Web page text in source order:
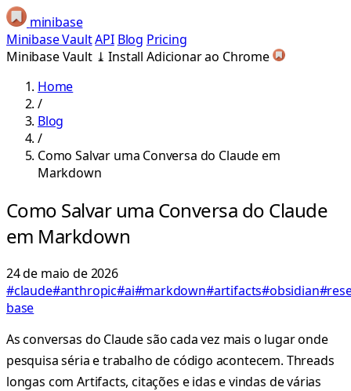
minibase
Minibase VaultAPI Blog Pricing
Minibase Vault ⤓ Install Adicionar ao Chrome
Home
/
Blog
/
Como Salvar uma Conversa do Claude em
Markdown
Como Salvar uma Conversa do Claude
em Markdown
24 de maio de 2026
#claude#anthropic#ai#markdown#artifacts#obsidian
base
As conversas do Claude são cada vez mais o lugar onde
pesquisa séria e trabalho de código acontecem. Threads
longas com Artifacts, citações e idas e vindas de várias